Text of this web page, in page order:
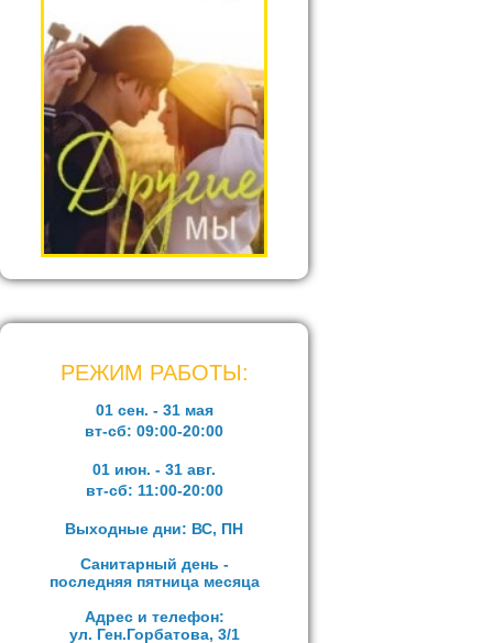
РЕЖИМ РАБОТЫ:
01 сен. - 31 мая
вт-сб: 09:00-20:00
01 июн. - 31 авг.
вт-сб: 11:00-20:00
Выходные дни: ВС, ПН
Санитарный день -
последняя пятница месяца
Адрес и телефон:
ул. Ген.Горбатова, 3/1